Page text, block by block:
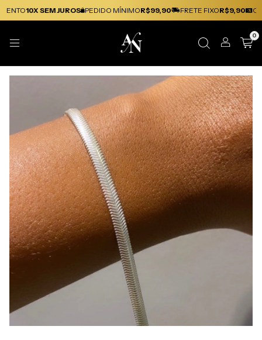
10X SEM JUROS PEDIDO MÍNIMOR$99,90 FRETE FIXOR$9,90
0